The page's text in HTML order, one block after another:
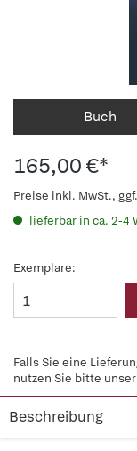
Buch
165,00 €*
Preise inkl. MwSt.,
lieferbar in ca. 2-4
Exemplare:
Falls Sie eine
nutzen Sie bitte unser
Beschreibung